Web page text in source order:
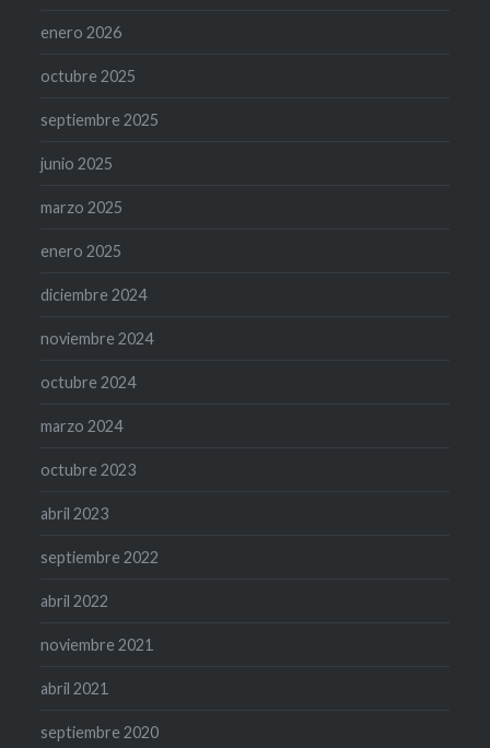
enero 2026
octubre 2025
septiembre 2025
junio 2025
marzo 2025
enero 2025
diciembre 2024
noviembre 2024
octubre 2024
marzo 2024
octubre 2023
abril 2023
septiembre 2022
abril 2022
noviembre 2021
abril 2021
septiembre 2020